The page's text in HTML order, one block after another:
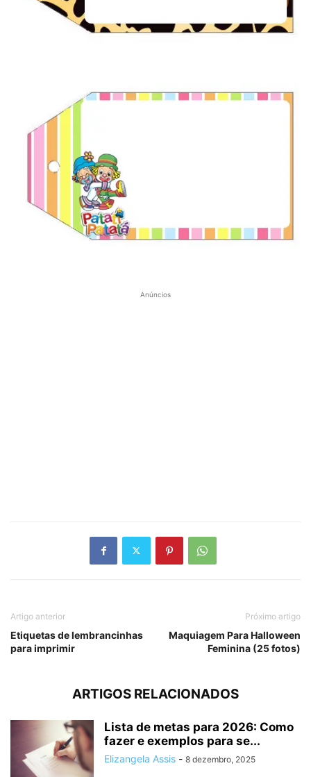
Anúncios
Artigo anterior
Etiquetas de lembrancinhas
para imprimir
Próximo artigo
Maquiagem Para Halloween
Feminina (25 fotos)
ARTIGOS RELACIONADOS
Lista de metas para 2026: Como
fazer e exemplos para se...
Elizangela Assis - 8 dezembro, 2025